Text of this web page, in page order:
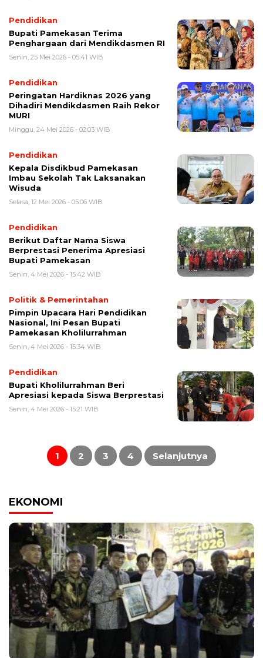
Pendidikan
Bupati Pamekasan Terima
Penghargaan dari Mendikdasmen RI
Senin, 25 Mei 2026 - 05:41 WIB
Pendidikan
Peringatan Hardiknas 2026 yang
Dihadiri Mendikdasmen Raih Rekor
MURI
Minggu, 24 Mei 2026 - 02:03 WIB
Pendidikan
Kepala Disdikbud Pamekasan
Imbau Sekolah Tak Laksanakan
Wisuda
Selasa, 12 Mei 2026 - 05:06 WIB
Pendidikan
Berikut Daftar Nama Siswa
Berprestasi Penerima Apresiasi
Bupati Pamekasan
Senin, 4 Mei 2026 - 15:42 WIB
Politik & Pemerintahan
Pimpin Upacara Hari Pendidikan
Nasional, Ini Pesan Bupati
Pamekasan Kholilurrahman
Senin, 4 Mei 2026 - 15:34 WIB
Pendidikan
Bupati Kholilurrahman Beri
Apresiasi kepada Siswa Berprestasi
Senin, 4 Mei 2026 - 15:21 WIB
Paginasi
1 2 3 4 Selanjutnya
EKONOMI